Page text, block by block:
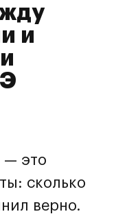
и
— это
сколько
верно.